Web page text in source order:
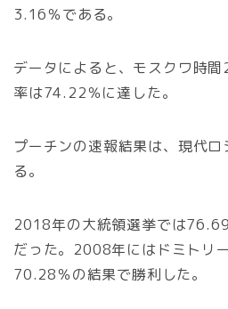
3.16％である。
データによると、モスクワ時
率は74.22％に達した。
プーチンの速報結果は、現代
る。
2018年の大統領選挙では
だった。2008年にはドミトリ
70.28％の結果で勝利した。